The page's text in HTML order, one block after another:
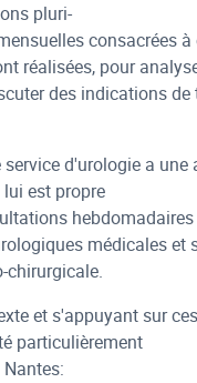
pluri-
consacrées à
réalisées, pour
des indications de
service d'urologie a une
est propre
médicales et
chirurgicale.
et s'appuyant sur
particulièrement